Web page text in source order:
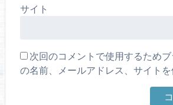
サイト
次回のコメントで使用するため
の名前、メールアドレス、サイトを